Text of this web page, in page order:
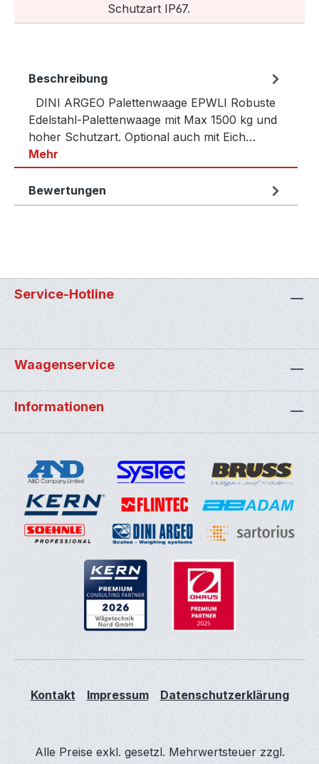
Schutzart IP67.
Beschreibung
DINI ARGEO Palettenwaage EPWLI Robuste
Edelstahl-Palettenwaage mit Max 1500 kg und
hoher Schutzart. Optional auch mit Eich…
Mehr
Bewertungen
Service-Hotline
Waagenservice
Informationen
Kontakt Impressum Datenschutzerklärung
Alle Preise exkl. gesetzl. Mehrwertsteuer zzgl.